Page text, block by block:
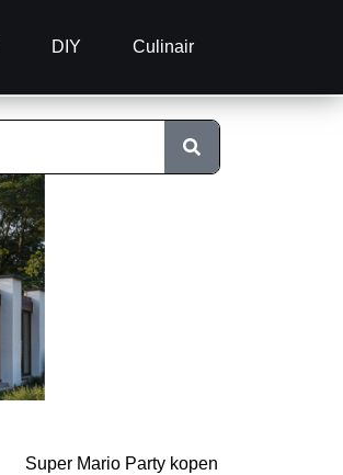
DIY Culinair
Super Mario Party kopen